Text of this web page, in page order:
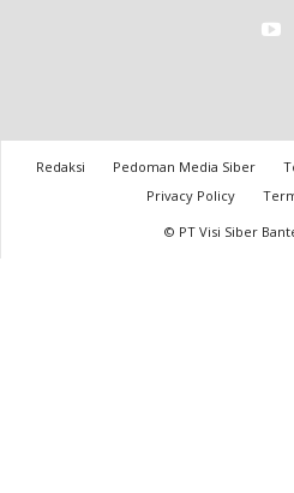
Redaksi Pedoman Media Siber
Privacy Policy
© PT Visi Siber